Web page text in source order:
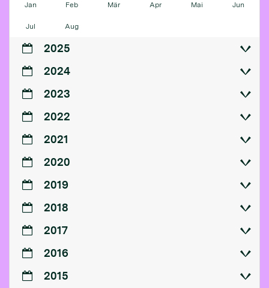
Jan Feb Mär Apr Mai Jun
Jul Aug
2025
2024
2023
2022
2021
2020
2019
2018
2017
2016
2015